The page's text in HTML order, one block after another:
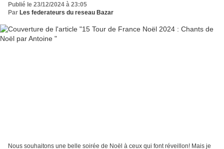
Publié le 23/12/2024 à 23:05
Par Les federateurs du reseau Bazar
Nous souhaitons une belle soirée de Noël à ceux qui font réveillon! Mais je